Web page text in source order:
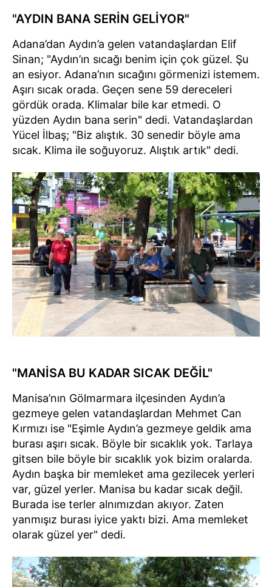
"AYDIN BANA SERİN GELİYOR"
Adana’dan Aydın’a gelen vatandaşlardan Elif
Sinan; "Aydın’ın sıcağı benim için çok güzel. Şu
an esiyor. Adana’nın sıcağını görmenizi istemem.
Aşırı sıcak orada. Geçen sene 59 dereceleri
gördük orada. Klimalar bile kar etmedi. O
yüzden Aydın bana serin" dedi. Vatandaşlardan
Yücel İlbaş; "Biz alıştık. 30 senedir böyle ama
sıcak. Klima ile soğuyoruz. Alıştık artık" dedi.
"MANİSA BU KADAR SICAK DEĞİL"
Manisa’nın Gölmarmara ilçesinden Aydın’a
gezmeye gelen vatandaşlardan Mehmet Can
Kırmızı ise "Eşimle Aydın’a gezmeye geldik ama
burası aşırı sıcak. Böyle bir sıcaklık yok. Tarlaya
gitsen bile böyle bir sıcaklık yok bizim oralarda.
Aydın başka bir memleket ama gezilecek yerleri
var, güzel yerler. Manisa bu kadar sıcak değil.
Burada ise terler alnımızdan akıyor. Zaten
yanmışız burası iyice yaktı bizi. Ama memleket
olarak güzel yer" dedi.